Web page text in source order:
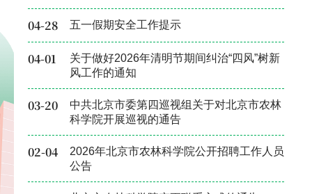
04-28 五一假期安全工作提示
04-01
关于做好2026年清明节期间纠治“四风”树新
风工作的通知
03-20
中共北京市委第四巡视组关于对北京市农林
科学院开展巡视的通告
02-04
2026年北京市农林科学院公开招聘工作人员
公告